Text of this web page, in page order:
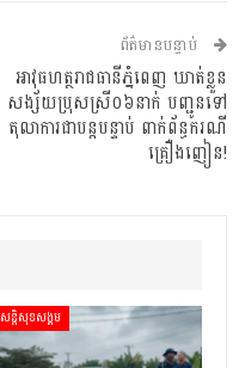
ព័ត៌មានបន្ទាប់
អាវុធហត្ថរាជធានីភ្នំពេញ ឃាត់ខ្លួន
សង្ស័យប្រុសស្រី០៦នាក់ បញ្ជូនទៅ
តុលាការជាបន្តបន្ទាប់ ពាក់ព័ន្ធករណី
គ្រឿងញៀន!
សន្តិសុខសង្គម